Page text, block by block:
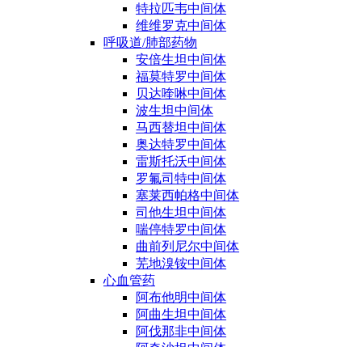
特拉匹韦中间体
维维罗克中间体
呼吸道/肺部药物
安倍生坦中间体
福莫特罗中间体
贝达喹啉中间体
波生坦中间体
马西替坦中间体
奥达特罗中间体
雷斯托沃中间体
罗氟司特中间体
塞莱西帕格中间体
司他生坦中间体
喘停特罗中间体
曲前列尼尔中间体
芜地溴铵中间体
心血管药
阿布他明中间体
阿曲生坦中间体
阿伐那非中间体